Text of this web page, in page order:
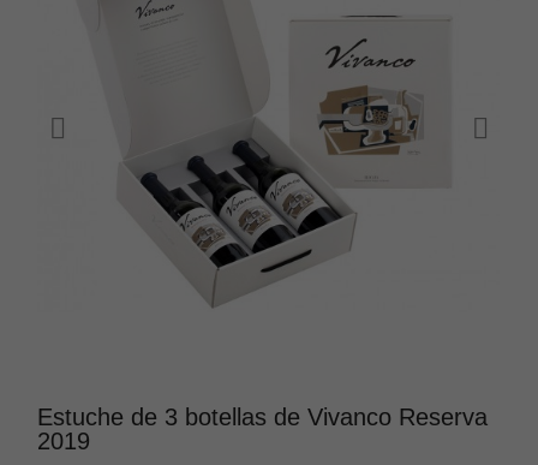
Estuche de 3 botellas de Vivanco Reserva
2019